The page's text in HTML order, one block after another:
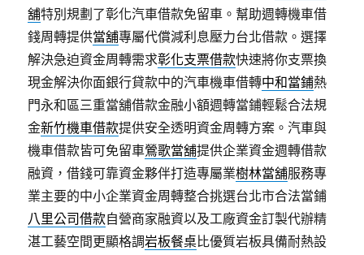
舖特別規劃了彰化汽車借款免留車。幫助週轉機車借
錢周轉提供當舖專屬代償減利息壓力台北借款。選擇
解決急迫資金周轉需求彰化支票借款快速將你支票換
現金解決你面銀行貸款中的汽車機車借轉中和當鋪熱
門永和區三重當舖借款金融小額週轉當鋪輕鬆合法規
金新竹機車借款提供安全透明資金周轉方案。汽車與
機車借款皆可免留車鶯歌當舖提供企業資金週轉借款
融資，借錢可靠資金夥伴打造專屬業樹林當舖服務專
業主要的中小企業資金周轉整合挑選台北市合法當鋪
八里公司借款自營商家融資以及工廠資金訂製代辦精
湛工藝空間更顯格調岩板餐桌比優質岩板具備耐熱設